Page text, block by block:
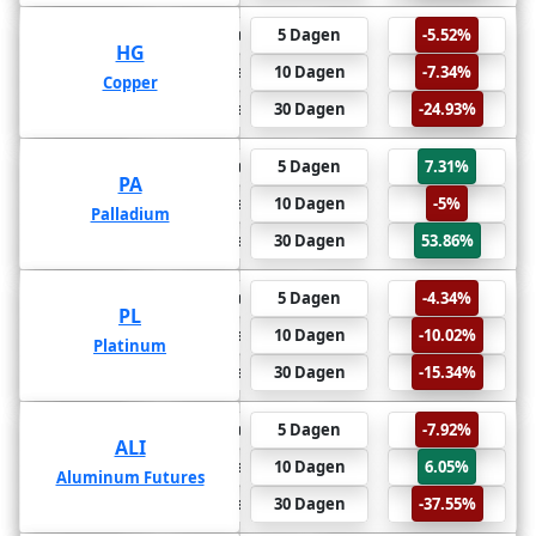
HG
Copper
5 Dagen
10 Dagen
30 Dagen
-5.52%
-7.34%
-24.93%
PA
Palladium
5 Dagen
10 Dagen
30 Dagen
7.31%
-5%
53.86%
PL
Platinum
5 Dagen
10 Dagen
30 Dagen
-4.34%
-10.02%
-15.34%
ALI
Aluminum Futures
5 Dagen
10 Dagen
30 Dagen
-7.92%
6.05%
-37.55%
HG
Copper
6 Maanden
1 Jaar
2 Jaar
-38.51%
PA
Palladium
6 Maanden
1 Jaar
2 Jaar
57.43%
PL
Platinum
6 Maanden
1 Jaar
2 Jaar
-24.92%
ALI
Aluminum Futures
6 Maanden
1 Jaar
2 Jaar
-38.1%